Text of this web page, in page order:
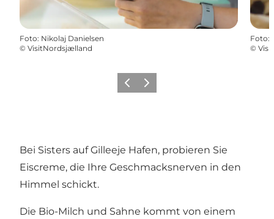
Foto: Nikolaj Danielsen
© VisitNordsjælland
Foto:
©
ZurückWeiter
Bei Sisters auf Gilleeje Hafen, probieren Sie
Eiscreme, die Ihre Geschmacksnerven in den
Himmel schickt.
Die Bio-Milch und Sahne kommt von einem